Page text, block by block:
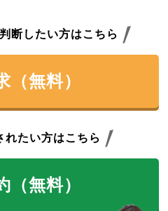
断したい方はこちら
（無料）
れたい方はこちら
（無料）